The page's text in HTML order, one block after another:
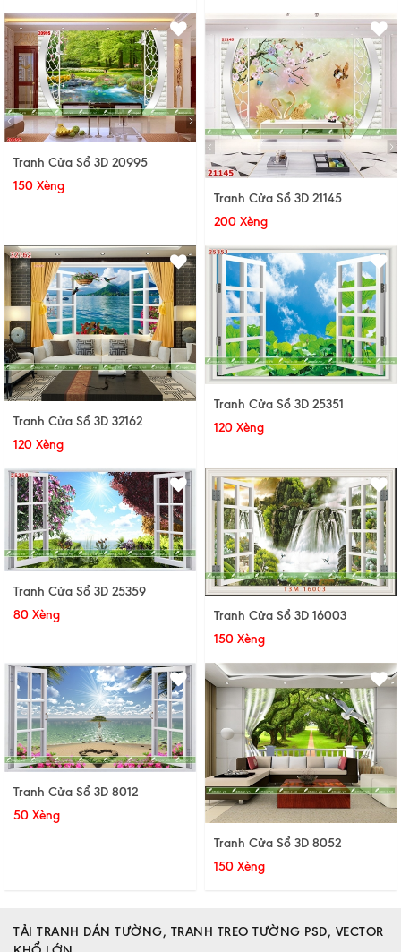
Tranh Cửa Sổ 3D 20995
150 Xèng
Tranh Cửa Sổ 3D 21145
200 Xèng
Tranh Cửa Sổ 3D 32162
120 Xèng
Tranh Cửa Sổ 3D 25351
120 Xèng
Tranh Cửa Sổ 3D 25359
80 Xèng
Tranh Cửa Sổ 3D 16003
150 Xèng
Tranh Cửa Sổ 3D 8012
50 Xèng
Tranh Cửa Sổ 3D 8052
150 Xèng
TẢI TRANH DÁN TƯỜNG, TRANH TREO TƯỜNG PSD, VECTOR